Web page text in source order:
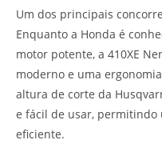
Um dos principais
Enquanto a Honda é
motor potente, a 410XE
moderno e uma
altura de corte da
e fácil de usar, permitindo
eficiente.